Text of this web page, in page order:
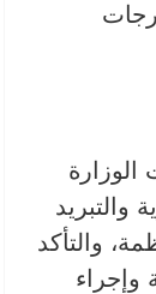
الوزارة
والتبريد
والتأكد
وإجراء